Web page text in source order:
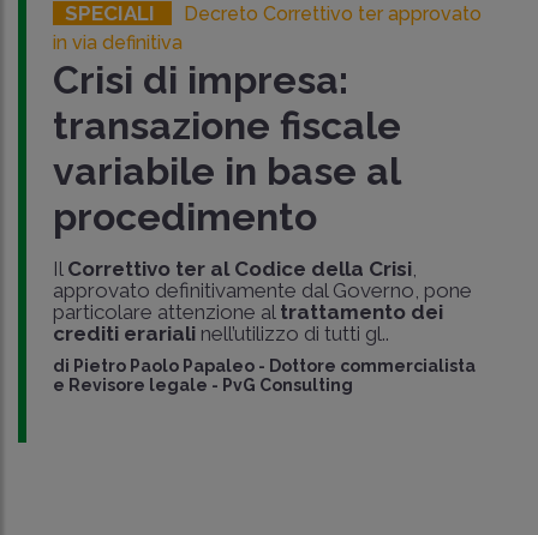
SPECIALI
Decreto Correttivo ter approvato
in via definitiva
Crisi di impresa:
transazione fiscale
variabile in base al
procedimento
Il Correttivo ter al Codice della Crisi,
approvato definitivamente dal Governo, pone
particolare attenzione al trattamento dei
crediti erariali nell’utilizzo di tutti gl..
di Pietro Paolo Papaleo - Dottore commercialista
e Revisore legale - PvG Consulting